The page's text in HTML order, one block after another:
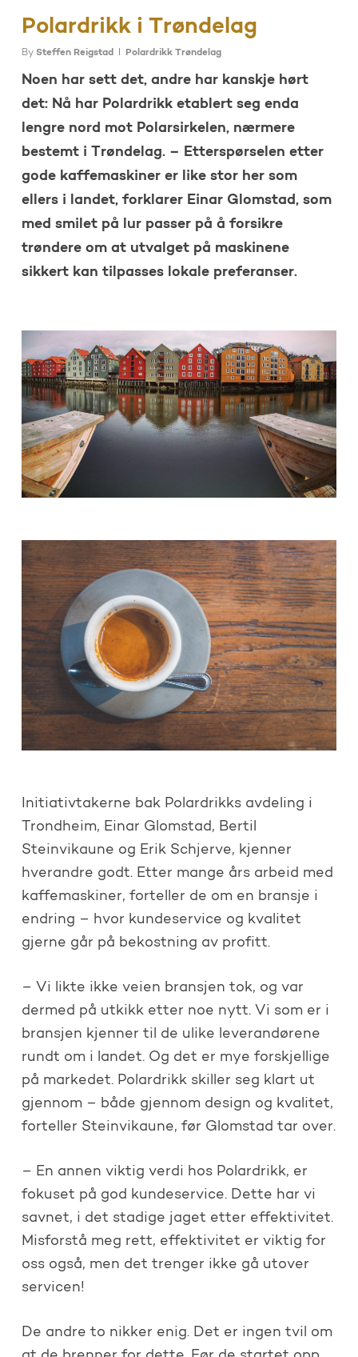
Polardrikk i Trøndelag
By Steffen Reigstad Polardrikk Trøndelag
Noen har sett det, andre har kanskje hørt
det: Nå har Polardrikk etablert seg enda
lengre nord mot Polarsirkelen, nærmere
bestemt i Trøndelag. – Etterspørselen etter
gode kaffemaskiner er like stor her som
ellers i landet, forklarer Einar Glomstad, som
med smilet på lur passer på å forsikre
trøndere om at utvalget på maskinene
sikkert kan tilpasses lokale preferanser.
Initiativtakerne bak Polardrikks avdeling i
Trondheim, Einar Glomstad, Bertil
Steinvikaune og Erik Schjerve, kjenner
hverandre godt. Etter mange års arbeid med
kaffemaskiner, forteller de om en bransje i
endring – hvor kundeservice og kvalitet
gjerne går på bekostning av profitt.
– Vi likte ikke veien bransjen tok, og var
dermed på utkikk etter noe nytt. Vi som er i
bransjen kjenner til de ulike leverandørene
rundt om i landet. Og det er mye forskjellige
på markedet. Polardrikk skiller seg klart ut
gjennom – både gjennom design og kvalitet,
forteller Steinvikaune, før Glomstad tar over.
– En annen viktig verdi hos Polardrikk, er
fokuset på god kundeservice. Dette har vi
savnet, i det stadige jaget etter effektivitet.
Misforstå meg rett, effektivitet er viktig for
oss også, men det trenger ikke gå utover
servicen!
De andre to nikker enig. Det er ingen tvil om